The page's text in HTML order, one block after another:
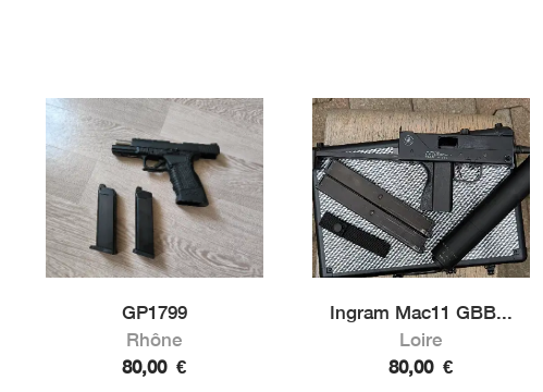
GP1799
Rhône
80,00 €
Ingram Mac11 GBB...
Loire
80,00 €